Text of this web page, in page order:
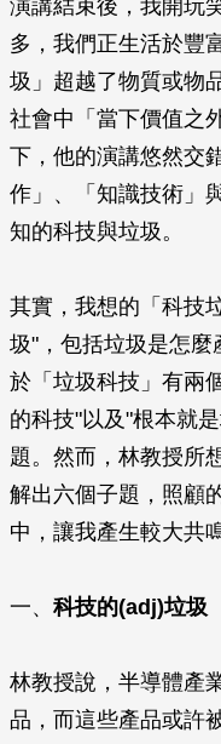
演講結束後，我開玩
多，我們正生活於豐
圾」超越了物質或物
社會中「當下價值之
下，他的演講悠然交
作」、「知識技術」
知的科技與垃圾。
其實，我想的「科技
圾"，包括垃圾是怎
於「垃圾科技」有兩
的科技"以及"根本就
題。然而，林教授所
解出六個子題，照顧
中，讓我產生較大共
一、 科技的(adj)垃圾
林教授說，半導體產
品，而這些產品或許